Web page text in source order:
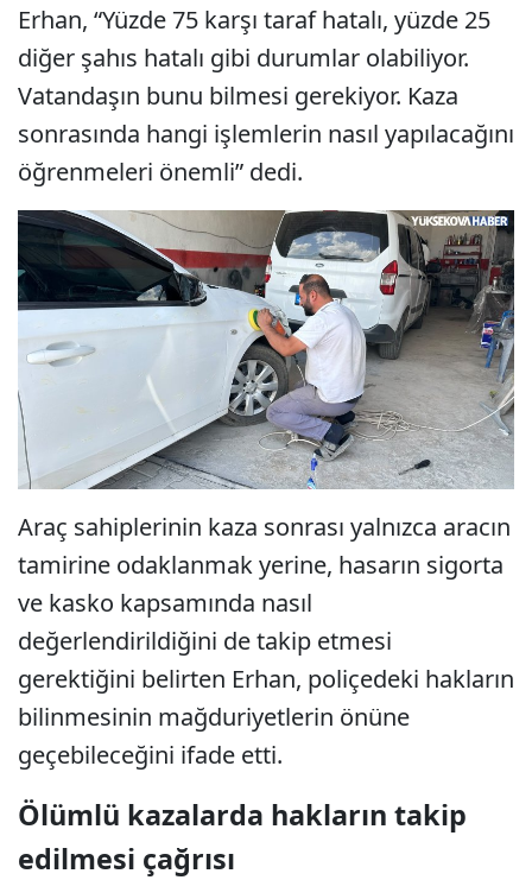
Erhan, “Yüzde 75 karşı taraf hatalı, yüzde 25
diğer şahıs hatalı gibi durumlar olabiliyor.
Vatandaşın bunu bilmesi gerekiyor. Kaza
sonrasında hangi işlemlerin nasıl yapılacağını
öğrenmeleri önemli” dedi.
Araç sahiplerinin kaza sonrası yalnızca aracın
tamirine odaklanmak yerine, hasarın sigorta
ve kasko kapsamında nasıl
değerlendirildiğini de takip etmesi
gerektiğini belirten Erhan, poliçedeki hakların
bilinmesinin mağduriyetlerin önüne
geçebileceğini ifade etti.
Ölümlü kazalarda hakların takip
edilmesi çağrısı